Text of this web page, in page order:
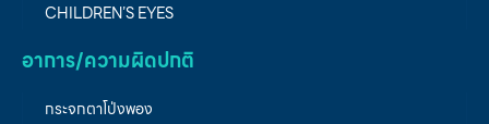
CHILDREN’S EYES
อาการ/ความผิดปกติ
กระจกตาโป่งพอง